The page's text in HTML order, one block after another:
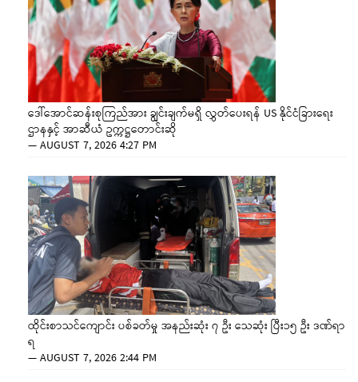
ဒေါ်အောင်ဆန်းစုကြည်အား ချွင်းချက်မရှိ လွှတ်ပေးရန် US နိုင်ငံခြားရေး
ဌာနနှင့် အာဆီယံ ဥက္ကဋ္ဌတောင်းဆို
—AUGUST 7, 2026 4:27 PM
ထိုင်းစာသင်ကျောင်း ပစ်ခတ်မှု အနည်းဆုံး ၇ ဦး သေဆုံး ပြီး၁၅ ဦး ဒဏ်ရာ
ရ
—AUGUST 7, 2026 2:44 PM